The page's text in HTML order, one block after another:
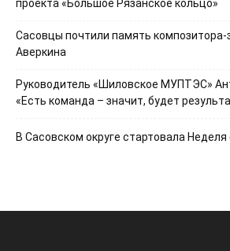
проекта «Большое Рязанское кольцо»
Сасовцы почтили память
Аверкина
Руководитель «Шиловское МУПТЭС»
«Есть команда – значит, будет
В Сасовском округе стартовала